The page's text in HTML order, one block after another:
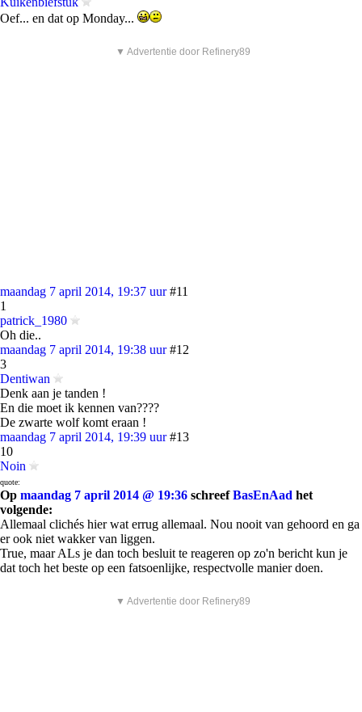
Oef... en dat op Monday...
▼ Advertentie door Refinery89
maandag 7 april 2014, 19:37 uur #11
1
patrick_1980
Oh die..
maandag 7 april 2014, 19:38 uur #12
3
Dentiwan
Denk aan je tanden !
En die moet ik kennen van????
De zwarte wolf komt eraan !
maandag 7 april 2014, 19:39 uur #13
10
Noin
quote:
Op maandag 7 april 2014 @ 19:36 schreefBasEnAad het
volgende:
Allemaal clichés hier wat errug allemaal. Nou nooit van gehoord en ga
er ook niet wakker van liggen.
True, maar ALs je dan toch besluit te reageren op zo'n bericht kun je
dat toch het beste op een fatsoenlijke, respectvolle manier doen.
▼ Advertentie door Refinery89